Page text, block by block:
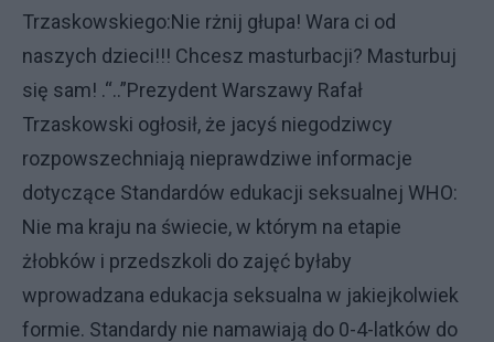
Trzaskowskiego:Nie rżnij głupa! Wara ci od
naszych dzieci!!! Chcesz masturbacji? Masturbuj
się sam! .“..”Prezydent Warszawy Rafał
Trzaskowski ogłosił, że jacyś niegodziwcy
rozpowszechniają nieprawdziwe informacje
dotyczące Standardów edukacji seksualnej WHO:
Nie ma kraju na świecie, w którym na etapie
żłobków i przedszkoli do zajęć byłaby
wprowadzana edukacja seksualna w jakiejkolwiek
formie. Standardy nie namawiają do 0-4-latków do